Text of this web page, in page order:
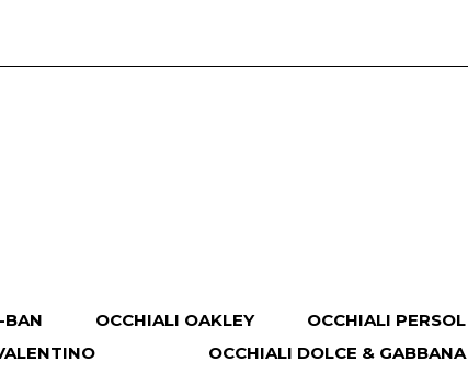
BAN OCCHIALI OAKLEY
OCCHIALI PERSOL
OCCHIALI DOLCE & GABBANA